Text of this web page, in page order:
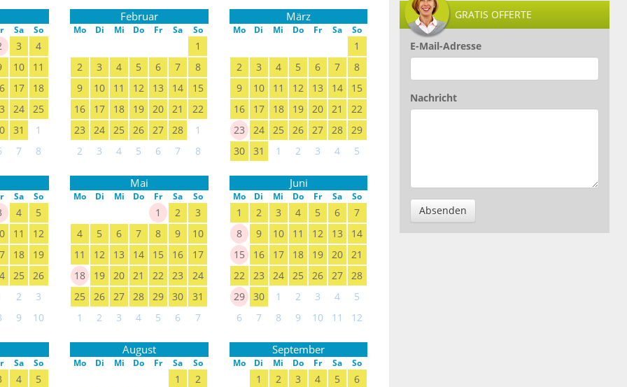
Sa So
3
4
10
11
17
18
24
25
31
1
7 8
Februar
Mo Di Mi Do Fr Sa So
1
2
3 4 5 6 7
8
9
10 11 12 13 14
15
16
17 18 19 20 21
22
23
24 25 26 27 28
1
2
3 4 5 6 7 8
März
Mo Di Mi Do Fr Sa So
1
2
3 4 5 6 7
8
9
10 11 12 13 14
15
16
17 18 19 20 21
22
23
24 25 26 27 28
29
30
31 1 2 3 4 5
Sa So
4
5
11
12
18
19
25
26
2
3
9 10
Mai
Mo Di Mi Do Fr Sa So
1 2
3
4
5 6 7 8 9
10
11
12 13 14 15 16
17
18
19 20 21 22 23
24
25
26 27 28 29 30
31
1
2 3 4 5 6 7
Juni
Mo Di Mi Do Fr Sa So
1 2 3 4 5 6
7
8
9 10 11 12 13
14
15
16 17 18 19 20
21
22
23 24 25 26 27
28
29
30 1 2 3 4
5
6
7 8 9 10 11 12
Sa So
4
5
August
Mo Di Mi Do Fr Sa So
1
2
September
Mo Di Mi Do Fr Sa So
1 2 3 4 5
6
GRATIS OFFERTE
E-Mail-Adresse
Nachricht
Absenden